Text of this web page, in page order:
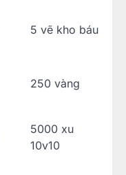
5 vẽ kho báu
250 vàng
5000 xu
10v10